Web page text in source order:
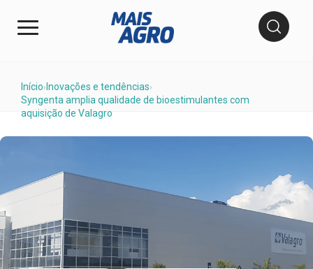
Início› Inovações e tendências›
Syngenta amplia qualidade de bioestimulantes com
aquisição de Valagro